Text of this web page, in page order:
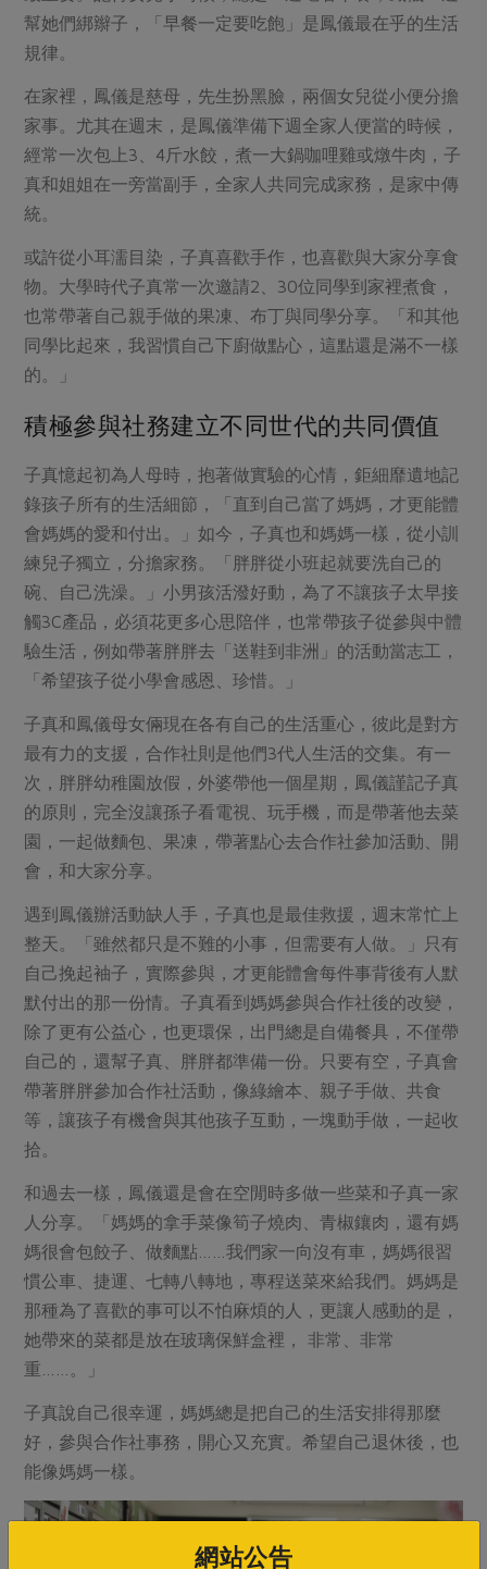
幫她們綁辮子，「早餐一定要吃飽」是鳳儀最在乎的生活
規律。
在家裡，鳳儀是慈母，先生扮黑臉，兩個女兒從小便分擔
家事。尤其在週末，是鳳儀準備下週全家人便當的時候，
經常一次包上3、4斤水餃，煮一大鍋咖哩雞或燉牛肉，子
真和姐姐在一旁當副手，全家人共同完成家務，是家中傳
統。
或許從小耳濡目染，子真喜歡手作，也喜歡與大家分享食
物。大學時代子真常一次邀請2、30位同學到家裡煮食，
也常帶著自己親手做的果凍、布丁與同學分享。「和其他
同學比起來，我習慣自己下廚做點心，這點還是滿不一樣
的。」
積極參與社務建立不同世代的共同價值
子真憶起初為人母時，抱著做實驗的心情，鉅細靡遺地記
錄孩子所有的生活細節，「直到自己當了媽媽，才更能體
會媽媽的愛和付出。」如今，子真也和媽媽一樣，從小訓
練兒子獨立，分擔家務。「胖胖從小班起就要洗自己的
碗、自己洗澡。」小男孩活潑好動，為了不讓孩子太早接
觸3C產品，必須花更多心思陪伴，也常帶孩子從參與中體
驗生活，例如帶著胖胖去「送鞋到非洲」的活動當志工，
「希望孩子從小學會感恩、珍惜。」
子真和鳳儀母女倆現在各有自己的生活重心，彼此是對方
最有力的支援，合作社則是他們3代人生活的交集。有一
次，胖胖幼稚園放假，外婆帶他一個星期，鳳儀謹記子真
的原則，完全沒讓孫子看電視、玩手機，而是帶著他去菜
園，一起做麵包、果凍，帶著點心去合作社參加活動、開
會，和大家分享。
遇到鳳儀辦活動缺人手，子真也是最佳救援，週末常忙上
整天。「雖然都只是不難的小事，但需要有人做。」只有
自己挽起袖子，實際參與，才更能體會每件事背後有人默
默付出的那一份情。子真看到媽媽參與合作社後的改變，
除了更有公益心，也更環保，出門總是自備餐具，不僅帶
自己的，還幫子真、胖胖都準備一份。只要有空，子真會
帶著胖胖參加合作社活動，像綠繪本、親子手做、共食
等，讓孩子有機會與其他孩子互動，一塊動手做，一起收
拾。
和過去一樣，鳳儀還是會在空閒時多做一些菜和子真一家
人分享。「媽媽的拿手菜像筍子燒肉、青椒鑲肉，還有媽
媽很會包餃子、做麵點……我們家一向沒有車，媽媽很習
慣公車、捷運、七轉八轉地，專程送菜來給我們。媽媽是
那種為了喜歡的事可以不怕麻煩的人，更讓人感動的是，
她帶來的菜都是放在玻璃保鮮盒裡， 非常、非常
重……。」
子真說自己很幸運，媽媽總是把自己的生活安排得那麼
好，參與合作社事務，開心又充實。希望自己退休後，也
能像媽媽一樣。
網站公告